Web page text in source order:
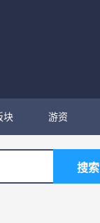
块 游资
搜索